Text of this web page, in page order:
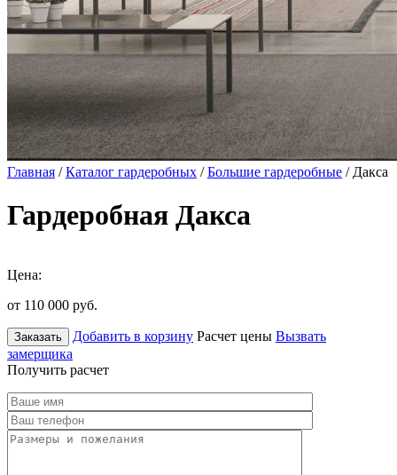
Главная /Каталог гардеробных /Большие гардеробные / Дакса
Гардеробная Дакса
Цена:
от 110 000 руб.
Заказать Добавить в корзину Расчет цены Вызвать
замерщика
Получить расчет